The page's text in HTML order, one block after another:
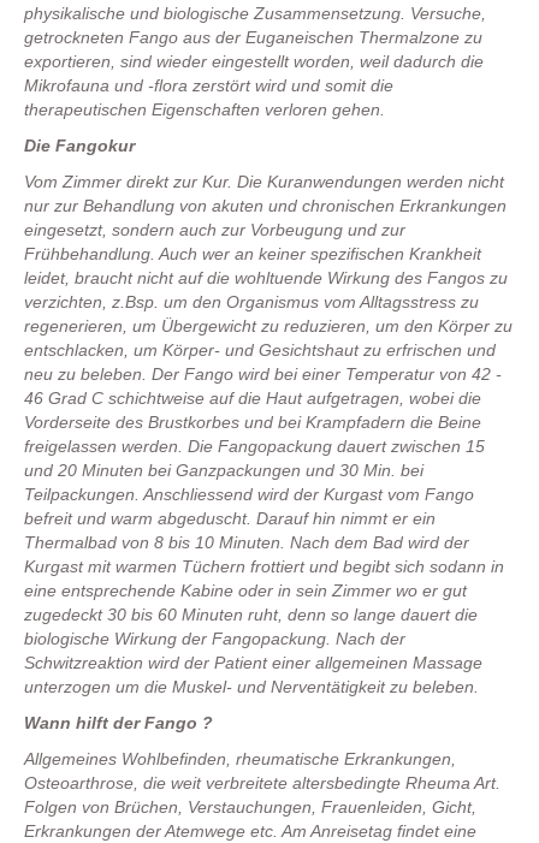
physikalische und biologische Zusammensetzung. Versuche,
getrockneten Fango aus der Euganeischen Thermalzone zu
exportieren, sind wieder eingestellt worden, weil dadurch die
Mikrofauna und -flora zerstört wird und somit die
therapeutischen Eigenschaften verloren gehen.
Die Fangokur
Vom Zimmer direkt zur Kur. Die Kuranwendungen werden nicht
nur zur Behandlung von akuten und chronischen Erkrankungen
eingesetzt, sondern auch zur Vorbeugung und zur
Frühbehandlung. Auch wer an keiner spezifischen Krankheit
leidet, braucht nicht auf die wohltuende Wirkung des Fangos zu
verzichten, z.Bsp. um den Organismus vom Alltagsstress zu
regenerieren, um Übergewicht zu reduzieren, um den Körper zu
entschlacken, um Körper- und Gesichtshaut zu erfrischen und
neu zu beleben. Der Fango wird bei einer Temperatur von 42 -
46 Grad C schichtweise auf die Haut aufgetragen, wobei die
Vorderseite des Brustkorbes und bei Krampfadern die Beine
freigelassen werden. Die Fangopackung dauert zwischen 15
und 20 Minuten bei Ganzpackungen und 30 Min. bei
Teilpackungen. Anschliessend wird der Kurgast vom Fango
befreit und warm abgeduscht. Darauf hin nimmt er ein
Thermalbad von 8 bis 10 Minuten. Nach dem Bad wird der
Kurgast mit warmen Tüchern frottiert und begibt sich sodann in
eine entsprechende Kabine oder in sein Zimmer wo er gut
zugedeckt 30 bis 60 Minuten ruht, denn so lange dauert die
biologische Wirkung der Fangopackung. Nach der
Schwitzreaktion wird der Patient einer allgemeinen Massage
unterzogen um die Muskel- und Nerventätigkeit zu beleben.
Wann hilft der Fango ?
Allgemeines Wohlbefinden, rheumatische Erkrankungen,
Osteoarthrose, die weit verbreitete altersbedingte Rheuma Art.
Folgen von Brüchen, Verstauchungen, Frauenleiden, Gicht,
Erkrankungen der Atemwege etc. Am Anreisetag findet eine